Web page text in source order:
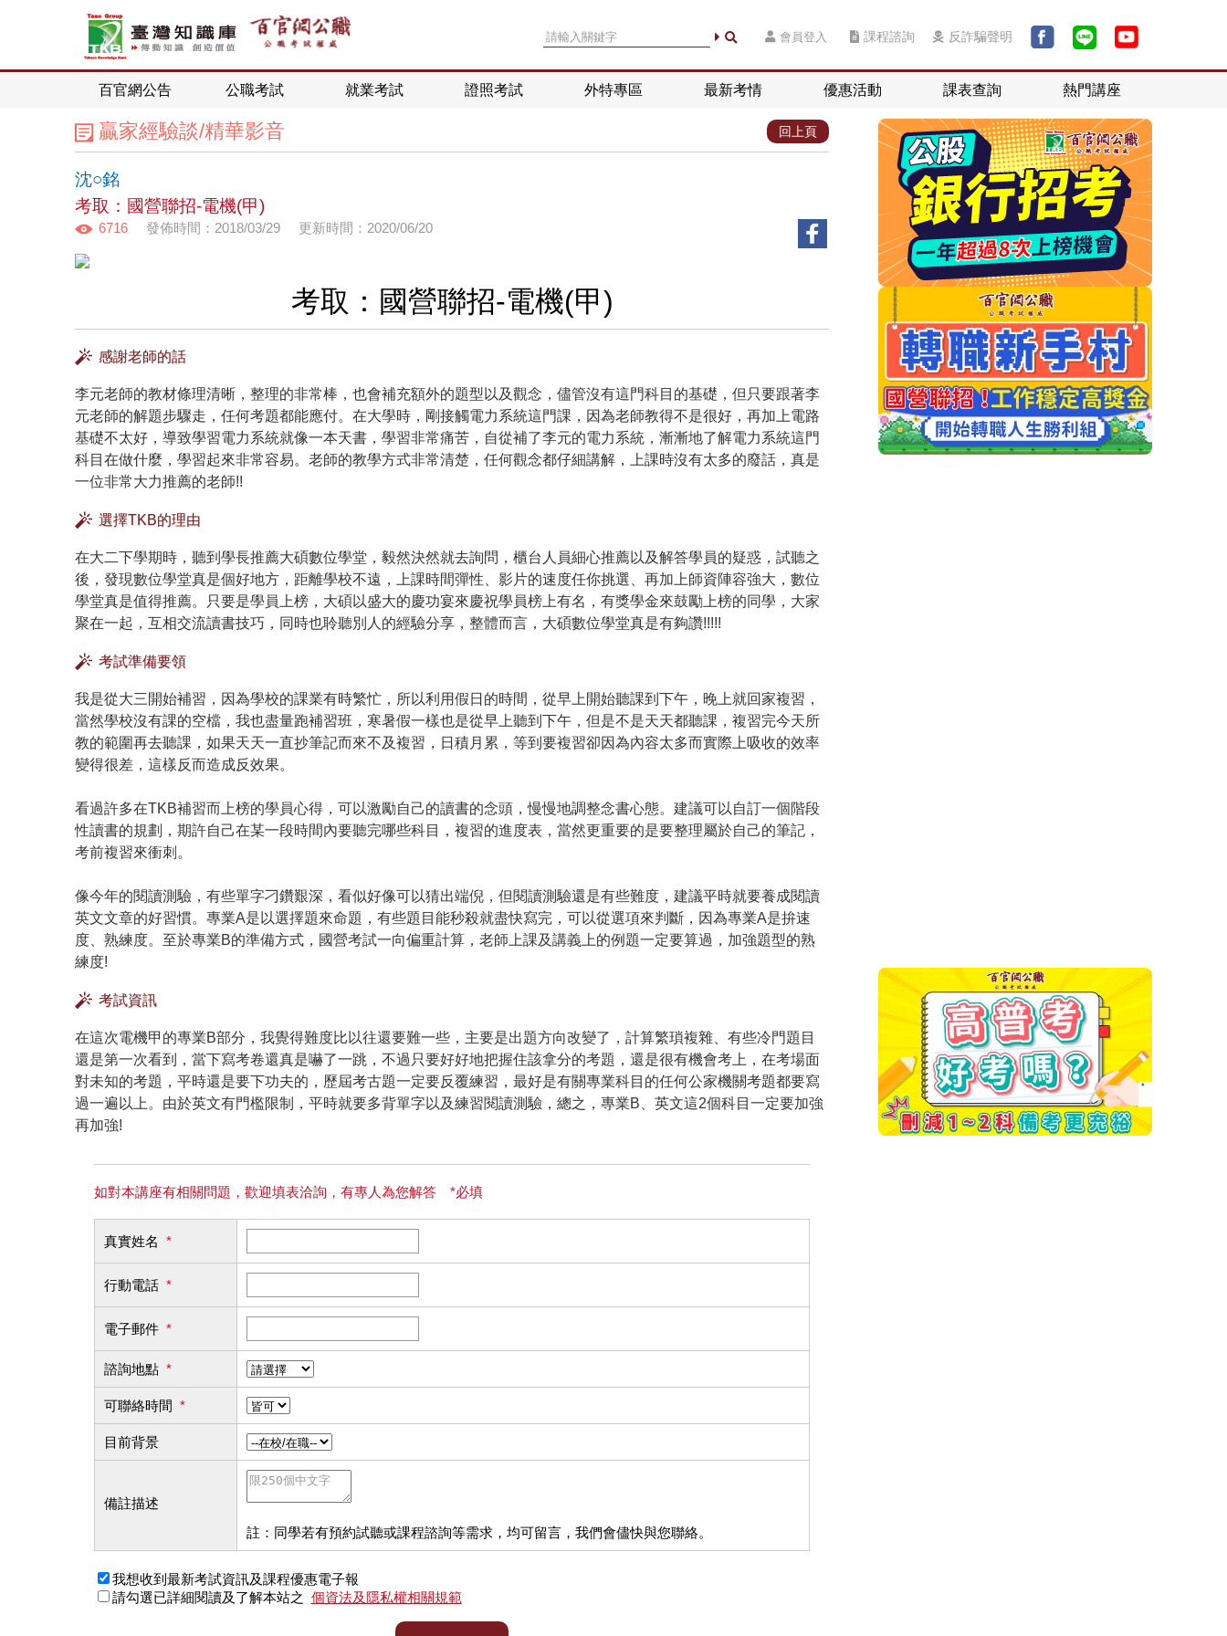
會員登入 課程諮詢 反詐騙聲明
百官網公告 公職考試 就業考試 證照考試 外特專區 最新考情 優惠活動 課表查詢 熱門講座
贏家經驗談/精華影音 回上頁
沈○銘
考取：國營聯招-電機(甲)
6716 發佈時間：2018/03/29 更新時間：2020/06/20
考取：國營聯招-電機(甲)
感謝老師的話
李元老師的教材條理清晰，整理的非常棒，也會補充額外的題型以及觀念，儘管沒有這門科目的基礎，但只要跟著李
元老師的解題步驟走，任何考題都能應付。在大學時，剛接觸電力系統這門課，因為老師教得不是很好，再加上電路
基礎不太好，導致學習電力系統就像一本天書，學習非常痛苦，自從補了李元的電力系統，漸漸地了解電力系統這門
科目在做什麼，學習起來非常容易。老師的教學方式非常清楚，任何觀念都仔細講解，上課時沒有太多的廢話，真是
一位非常大力推薦的老師!!
選擇TKB的理由
在大二下學期時，聽到學長推薦大碩數位學堂，毅然決然就去詢問，櫃台人員細心推薦以及解答學員的疑惑，試聽之
後，發現數位學堂真是個好地方，距離學校不遠，上課時間彈性、影片的速度任你挑選、再加上師資陣容強大，數位
學堂真是值得推薦。只要是學員上榜，大碩以盛大的慶功宴來慶祝學員榜上有名，有獎學金來鼓勵上榜的同學，大家
聚在一起，互相交流讀書技巧，同時也聆聽別人的經驗分享，整體而言，大碩數位學堂真是有夠讚!!!!!
考試準備要領
我是從大三開始補習，因為學校的課業有時繁忙，所以利用假日的時間，從早上開始聽課到下午，晚上就回家複習，
當然學校沒有課的空檔，我也盡量跑補習班，寒暑假一樣也是從早上聽到下午，但是不是天天都聽課，複習完今天所
教的範圍再去聽課，如果天天一直抄筆記而來不及複習，日積月累，等到要複習卻因為內容太多而實際上吸收的效率
變得很差，這樣反而造成反效果。
看過許多在TKB補習而上榜的學員心得，可以激勵自己的讀書的念頭，慢慢地調整念書心態。建議可以自訂一個階段
性讀書的規劃，期許自己在某一段時間內要聽完哪些科目，複習的進度表，當然更重要的是要整理屬於自己的筆記，
考前複習來衝刺。
像今年的閱讀測驗，有些單字刁鑽艱深，看似好像可以猜出端倪，但閱讀測驗還是有些難度，建議平時就要養成閱讀
英文文章的好習慣。專業A是以選擇題來命題，有些題目能秒殺就盡快寫完，可以從選項來判斷，因為專業A是拚速
度、熟練度。至於專業B的準備方式，國營考試一向偏重計算，老師上課及講義上的例題一定要算過，加強題型的熟
練度!
考試資訊
在這次電機甲的專業B部分，我覺得難度比以往還要難一些，主要是出題方向改變了，計算繁瑣複雜、有些冷門題目
還是第一次看到，當下寫考卷還真是嚇了一跳，不過只要好好地把握住該拿分的考題，還是很有機會考上，在考場面
對未知的考題，平時還是要下功夫的，歷屆考古題一定要反覆練習，最好是有關專業科目的任何公家機關考題都要寫
過一遍以上。由於英文有門檻限制，平時就要多背單字以及練習閱讀測驗，總之，專業B、英文這2個科目一定要加強
再加強!
如對本講座有相關問題，歡迎填表洽詢，有專人為您解答 *必填
真實姓名 *
行動電話 *
電子郵件 *
諮詢地點 *
可聯絡時間 *
目前背景
備註描述
註：同學若有預約試聽或課程諮詢等需求，均可留言，我們會儘快與您聯絡。
我想收到最新考試資訊及課程優惠電子報
請勾選已詳細閱讀及了解本站之 個資法及隱私權相關規範